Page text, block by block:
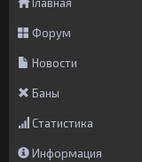
Форум
Новости
Баны
Статистика
Информация